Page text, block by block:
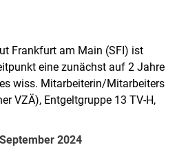
Frankfurt am Main (SFI) ist
eine zunächst auf 2 Jahre
wiss. Mitarbeiterin/Mitarbeiters
VZÄ), Entgeltgruppe 13 TV-H,
2024